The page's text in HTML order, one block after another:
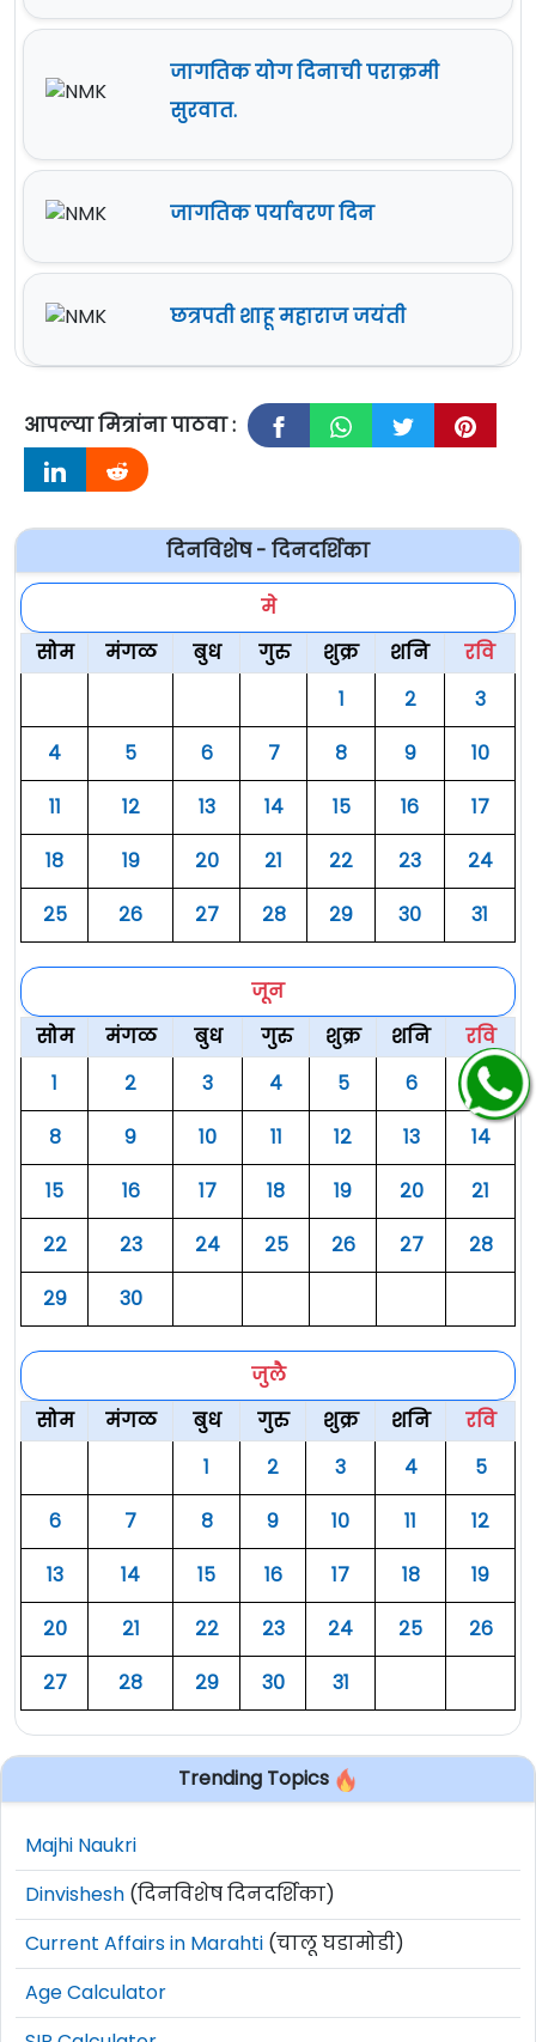
जागतिक योग दिनाची पराक्रमी
सुरवात.
जागतिक पर्यावरण दिन
छत्रपती शाहू महाराज जयंती
आपल्या मित्रांना पाठवा :
दिनविशेष - दिनदर्शिका
मे
सोम
मंगळ बुध गुरु शुक्र शनि
रवि
१
२
३
४
५ ६ ७ ८ ९
१०
११
१२ १३ १४ १५ १६
१७
१८
१९ २० २१ २२ २३
२४
२५
२६ २७ २८ २९ ३० ३१
जून
सोम
मंगळ बुध गुरु शुक्र शनि
रवि
१
२ ३ ४ ५ ६
७
८
९ १० ११ १२ १३
१४
१५
१६ १७ १८ १९ २०
२१
२२
२३ २४ २५ २६ २७
२८
२९
३०
जुलै
सोम
मंगळ बुध गुरु शुक्र शनि
रवि
१
२ ३ ४
५
६
७ ८ ९ १० ११
१२
१३
१४ १५ १६ १७ १८
१९
२०
२१ २२ २३ २४ २५
२६
२७
२८ २९ ३० ३१
Trending Topics
Majhi Naukri
Dinvishesh (दिनविशेष दिनदर्शिका)
Current Affairs in Marahti (चालू घडामोडी)
Age Calculator